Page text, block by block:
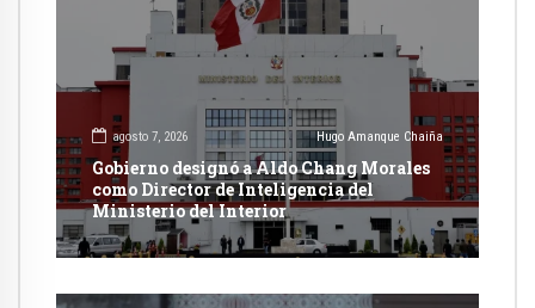
agosto 7, 2026 Hugo Amanque Chaiña
Gobierno designó a Aldo Chang Morales
como Director de Inteligencia del
Ministerio del Interior